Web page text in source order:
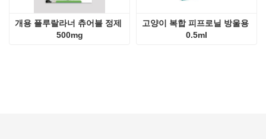
개용 플루랄라너 츄어블 정제
500mg
고양이 복합 피프로닐 방울용
0.5ml